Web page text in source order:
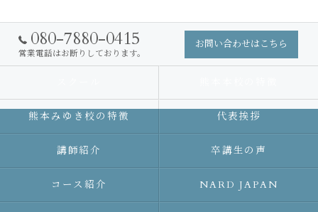
080-7880-0415
営業電話はお断りしております。
お問い合わせはこちら
熊本みゆき校の特徴 代表挨拶
講師紹介 卒講生の声
コース紹介 NARD JAPAN